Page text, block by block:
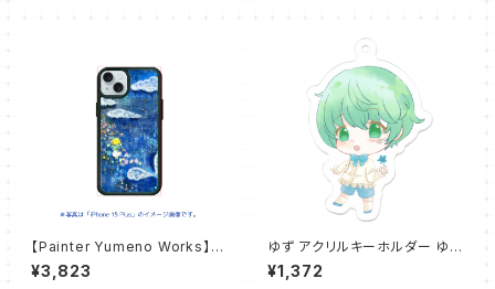
【Painter Yumeno Works】雨
の日の天使 スマホケース【iPho
ne用ラバーケース】
¥3,823
ゆず アクリルキーホルダー ゆめ
のまほう
¥1,372